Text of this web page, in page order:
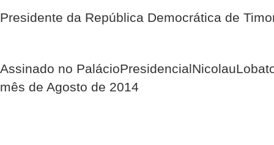
Presidente da República Democrática de
Assinado no
mês de Agosto de 2014